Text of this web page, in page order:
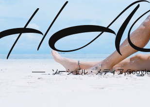
ソーシャル・メディア